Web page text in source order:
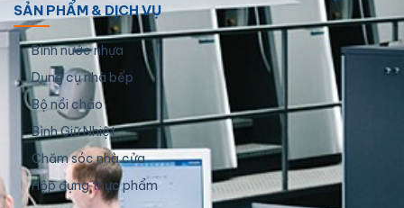
SẢN PHẨM & DỊCH VỤ
Bình nước nhựa
Dụng cụ nhà bếp
Bộ nồi chảo
Bình Giữ Nhiệt
Chăm sóc nhà cửa
Hộp đựng thực phẩm